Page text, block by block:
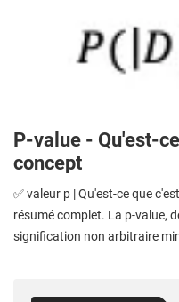
P-value - Qu'est-
concept
✅ valeur p | Qu'est-ce que
résumé complet. La p-value,
signification non arbitraire